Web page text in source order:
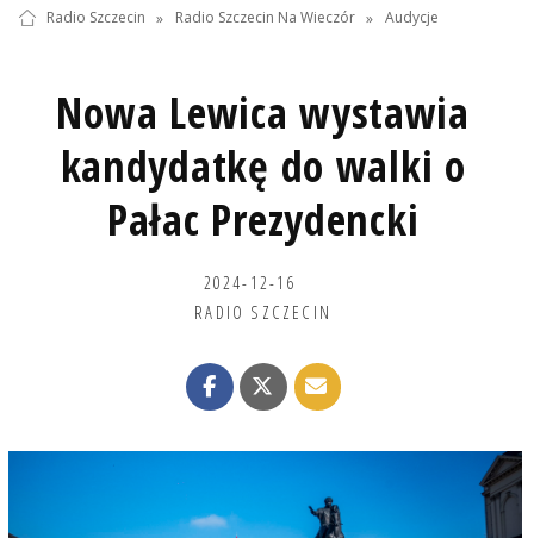
Radio Szczecin » Radio Szczecin Na Wieczór » Audycje
Nowa Lewica wystawia
kandydatkę do walki o
Pałac Prezydencki
2024-12-16
RADIO SZCZECIN